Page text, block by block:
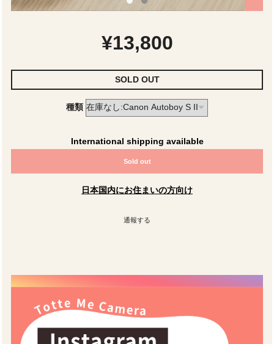
¥13,800
SOLD OUT
種類
International shipping available
Sold out
日本国内にお住まいの方向け
通報する